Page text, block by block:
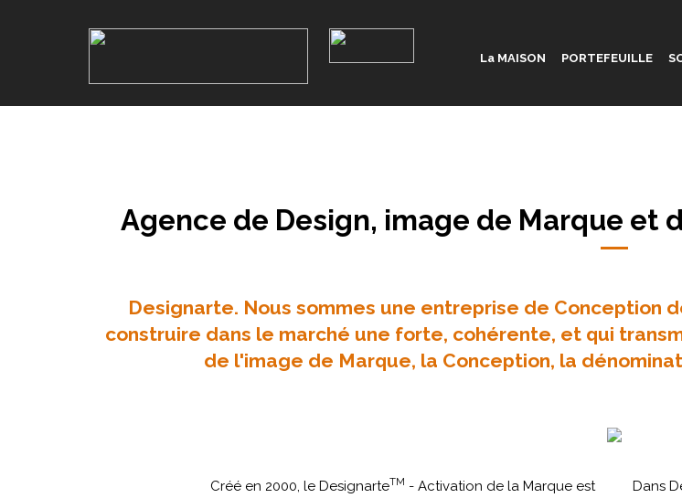
La MAISON PORTEFEUILLE
Agence de Design, image de Marque et
Designarte. Nous sommes une entreprise de Conception
construire dans le marché une forte, cohérente, et qui
de l'image de Marque, la Conception, la
Créé en 2000, le DesignarteTM - Activation de la Marque est
Dans